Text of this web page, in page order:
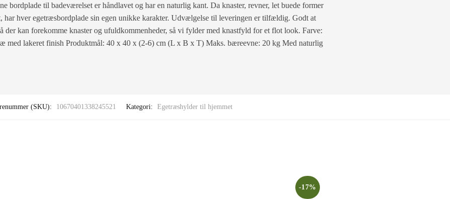
bordplade til badeværelset er håndlavet og har en naturlig kant. Da knaster, revner, let buede former
har hver egetræsbordplade sin egen unikke karakter. Udvælgelse til leveringen er tilfældig. Godt at
der kan forekomme knaster og ufuldkommenheder, så vi fylder med knastfyld for et flot look. Farve:
med lakeret finish Produktmål: 40 x 40 x (2-6) cm (L x B x T) Maks. bæreevne: 20 kg Med naturlig
(SKU): 10670401338245521 Kategori: Egetræshylder til hjemmet
-17%